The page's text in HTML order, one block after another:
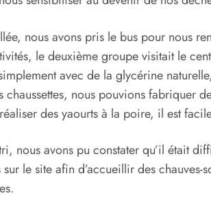
nous avons pris le bus pour nous
le deuxième groupe visitait le
avec de la glycérine
nous pouvions fabriquer
des yaourts à la poire, il est
nous avons pu constater qu’il était
le site afin d’accueillir des